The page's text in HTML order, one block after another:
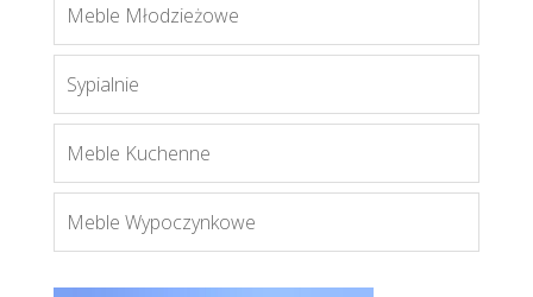
Meble Młodzieżowe
Sypialnie
Meble Kuchenne
Meble Wypoczynkowe